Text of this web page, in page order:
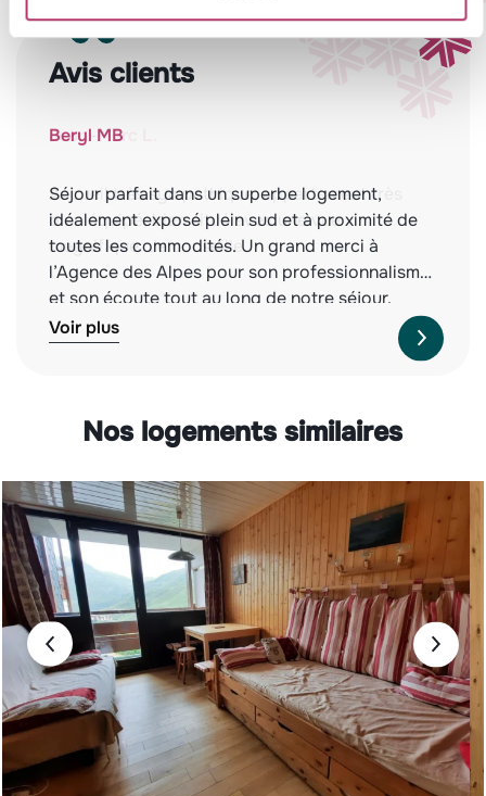
Avis clients
Beryl MB
Séjour parfait dans un superbe logement,
idéalement exposé plein sud et à proximité de
toutes les commodités. Un grand merci à
l’Agence des Alpes pour son professionnalisme
et son écoute tout au long de notre séjour.
Nous recommandons vivement cette agence,
tant pour la qualité des biens proposés que
Voir plus
Nos logements similaires